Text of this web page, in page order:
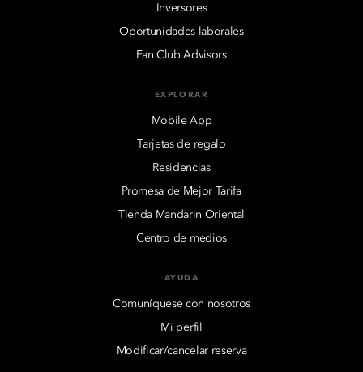
Inversores
Oportunidades laborales
Fan Club Advisors
EXPLORAR
Mobile App
Tarjetas de regalo
Residencias
Promesa de Mejor Tarifa
Tienda Mandarin Oriental
Centro de medios
AYUDA
Comuníquese con nosotros
Mi perfil
Modificar/cancelar reserva